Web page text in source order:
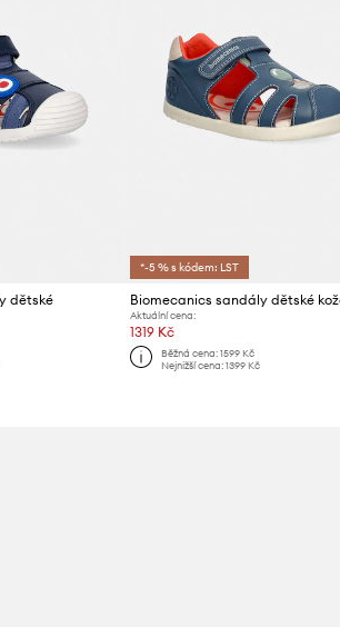
dětské
*-5 % s kódem: LST
Biomecanics sandály dětské
Aktuální cena:
1319 Kč
Běžná cena: 1599 Kč
Nejnižší cena: 1399 Kč